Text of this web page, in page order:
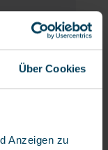
Über Cookies
Anzeigen zu